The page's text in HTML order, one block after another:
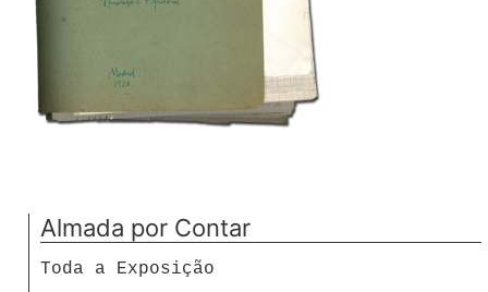
Almada por Contar
Toda a Exposição